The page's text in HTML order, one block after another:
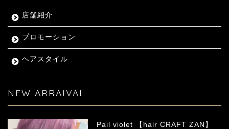
店舗紹介
プロモーション
ヘアスタイル
NEW ARRAIVAL
Pail violet 【hair CRAFT ZAN】